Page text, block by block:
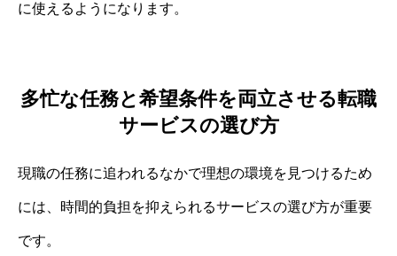
に使えるようになります。
多忙な任務と希望条件を両立させる転職
サービスの選び方
現職の任務に追われるなかで理想の環境を見つけるため
には、時間的負担を抑えられるサービスの選び方が重要
です。